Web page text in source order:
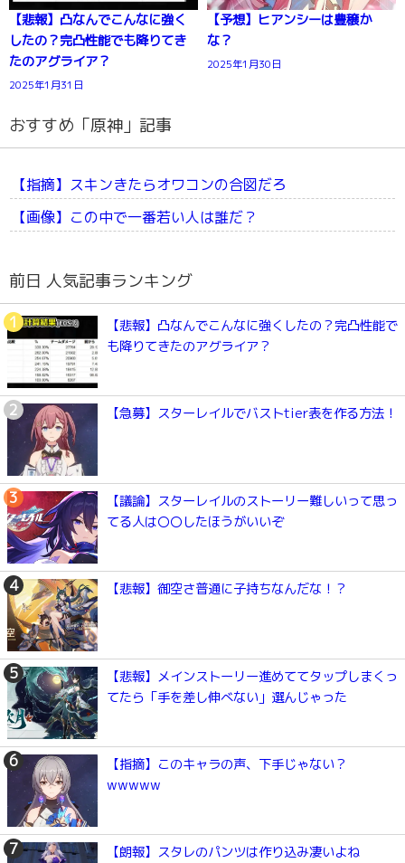
【悲報】凸なんでこんなに強く
したの？完凸性能でも降りてき
たのアグライア？
2025年1月31日
【予想】ヒアンシーは豊穣か
な？
2025年1月30日
おすすめ「原神」記事
【指摘】スキンきたらオワコンの合図だろ
【画像】この中で一番若い人は誰だ？
前日 人気記事ランキング
【悲報】凸なんでこんなに強くしたの？完凸性能で
も降りてきたのアグライア？
【急募】スターレイルでバストtier表を作る方法！
【議論】スターレイルのストーリー難しいって思っ
てる人は〇〇したほうがいいぞ
【悲報】御空さ普通に子持ちなんだな！？
【悲報】メインストーリー進めててタップしまくっ
てたら「手を差し伸べない」選んじゃった
【指摘】このキャラの声、下手じゃない？
wwwww
【朗報】スタレのパンツは作り込み凄いよね